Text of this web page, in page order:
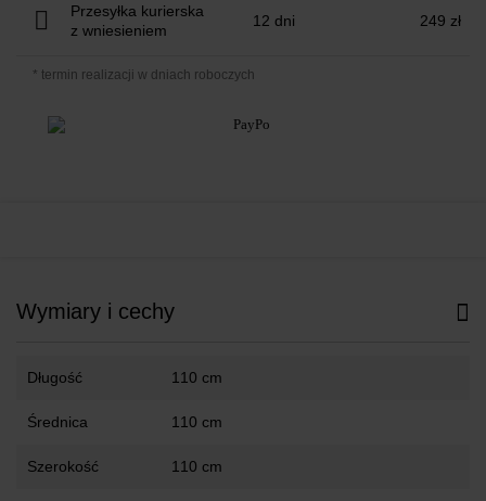
Przesyłka kurierska
z wniesieniem
12 dni 249 zł
* termin realizacji w dniach roboczych
Wymiary i cechy
Długość 110 cm
Średnica 110 cm
Szerokość 110 cm